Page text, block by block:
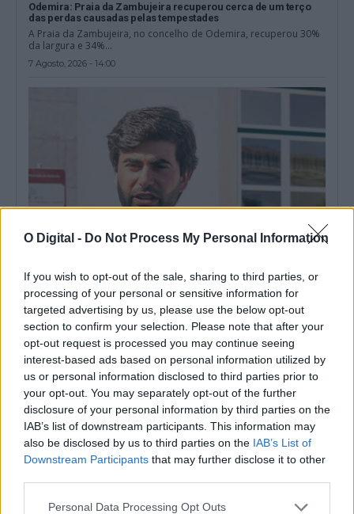
O Digital - Do Not Process My Personal Information
If you wish to opt-out of the sale, sharing to third parties, or
processing of your personal or sensitive information for
targeted advertising by us, please use the below opt-out
section to confirm your selection. Please note that after your
opt-out request is processed you may continue seeing
interest-based ads based on personal information utilized by
us or personal information disclosed to third parties prior to
your opt-out. You may separately opt-out of the further
disclosure of your personal information by third parties on the
IAB’s list of downstream participants. This information may
also be disclosed by us to third parties on the IAB’s List of
Downstream Participants that may further disclose it to other
Personal Data Processing Opt Outs
Odemira: Praia da Zambujeira recuperou cerca de um terço
das perdas causadas pelas tempestades
A Praia da Zambujeira, no concelho de Odemira, recuperou 30%
da largura e 34%...
7 Agosto, 2026 - 14:00
Freguesias afetadas pela tempestade Kristin podem
candidatar-se ao Fundo de Emergência Municipal
As freguesias afetadas pela tempestade Kristin podem
candidatar-se ao Fundo de Emergência Municipal (FEM)...
6 Agosto, 2026 - 17:00